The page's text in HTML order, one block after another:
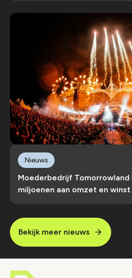
Moederbedrijf
miljoenen aan omzet en winst
Nieuws
Bekijk meer nieuws